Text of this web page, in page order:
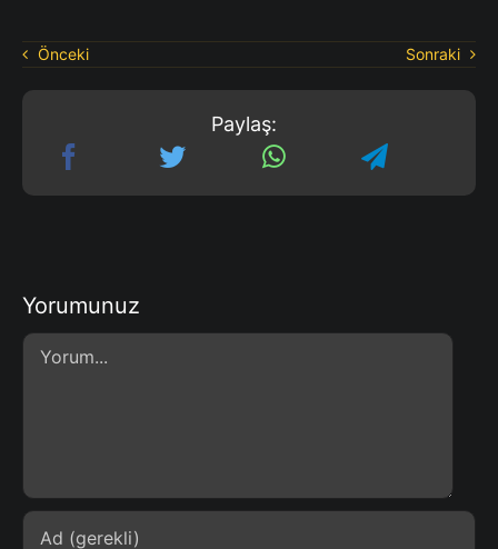
Önceki Sonraki
Paylaş:
Yorumunuz
Comment